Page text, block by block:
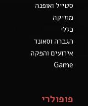
סטייל ואופנה
מוזיקה
כללי
הגברה וסאונד
אירועים והפקה
Game
פופולרי